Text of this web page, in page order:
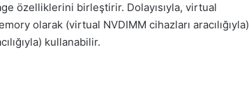
özelliklerini birleştirir. Dolayısıyla, virtual
olarak (virtual NVDIMM cihazları aracılığıyla)
kullanabilir.